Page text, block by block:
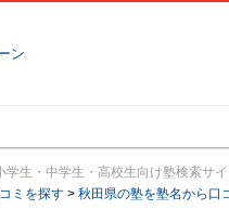
生・中学生・高校生向け塾検索サイ
ミを探す > 秋田県の塾を塾名から口